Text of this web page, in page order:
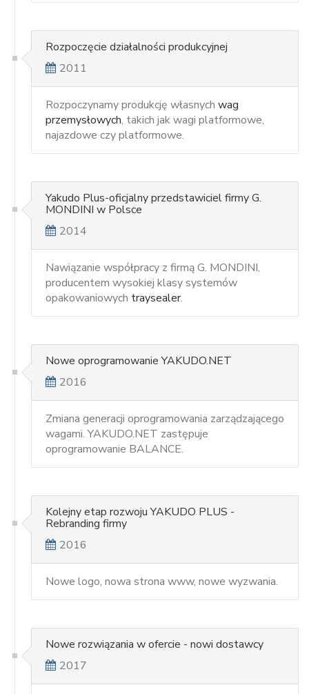
Rozpoczęcie działalności produkcyjnej
2011
Rozpoczynamy produkcję własnych wag
przemysłowych, takich jak wagi platformowe,
najazdowe czy platformowe.
Yakudo Plus-oficjalny przedstawiciel firmy G.
MONDINI w Polsce
2014
Nawiązanie współpracy z firmą G. MONDINI,
producentem wysokiej klasy systemów
opakowaniowych traysealer.
Nowe oprogramowanie YAKUDO.NET
2016
Zmiana generacji oprogramowania zarządzającego
wagami. YAKUDO.NET zastępuje
oprogramowanie BALANCE.
Kolejny etap rozwoju YAKUDO PLUS -
Rebranding firmy
2016
Nowe logo, nowa strona www, nowe wyzwania.
Nowe rozwiązania w ofercie - nowi dostawcy
2017